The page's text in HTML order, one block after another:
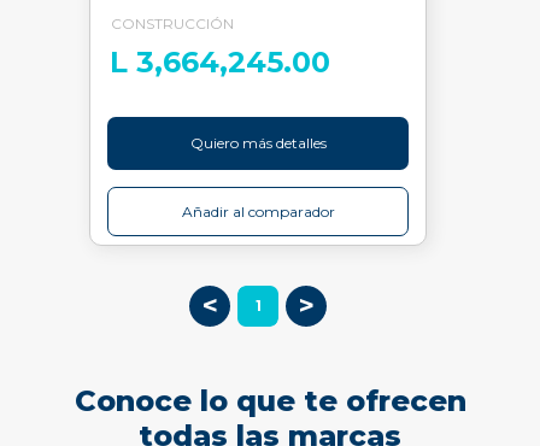
CONSTRUCCIÓN
L 3,664,245.00
Quiero más detalles
Añadir al comparador
< 1 >
Conoce lo que te ofrecen
todas las marcas